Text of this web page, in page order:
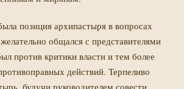
позиция архипастыря в вопросах
общался с представителями
против критики власти и тем более
действий. Терпеливо
будучи руководителем совести